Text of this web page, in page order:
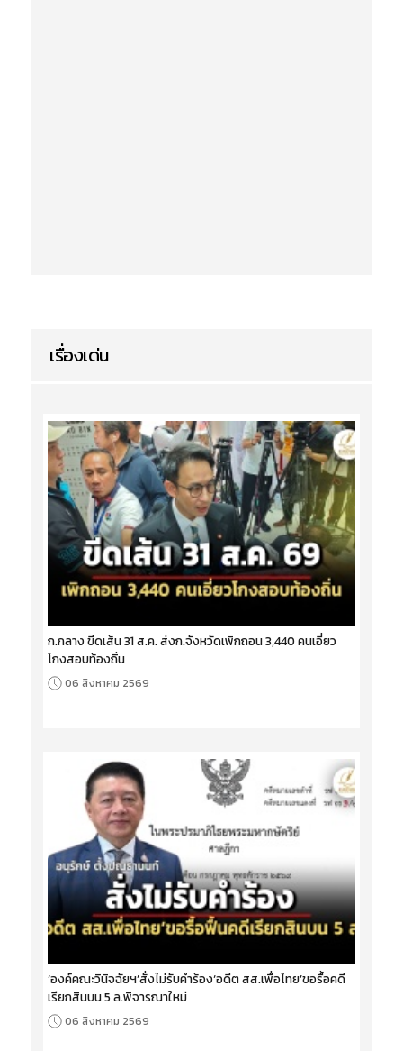
เรื่องเด่น
ก.กลาง ขีดเส้น 31 ส.ค. ส่งก.จังหวัดเพิกถอน 3,440 คนเอี่ยว
โกงสอบท้องถิ่น
06 สิงหาคม 2569
‘องค์คณะวินิจฉัยฯ’สั่งไม่รับคำร้อง‘อดีต สส.เพื่อไทย’ขอรื้อคดี
เรียกสินบน 5 ล.พิจารณาใหม่
06 สิงหาคม 2569